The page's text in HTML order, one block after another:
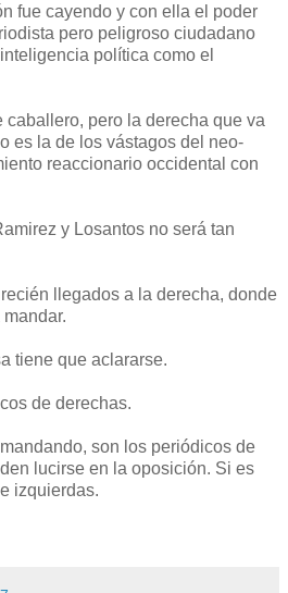
fue cayendo y con ella el poder
pero peligroso ciudadano
política como el
caballero, pero la derecha que va
es la de los vástagos del neo-
reaccionario occidental con
y Losantos no será tan
llegados a la derecha, donde
tiene que aclararse.
de derechas.
son los periódicos de
lucirse en la oposición. Si es
izquierdas.